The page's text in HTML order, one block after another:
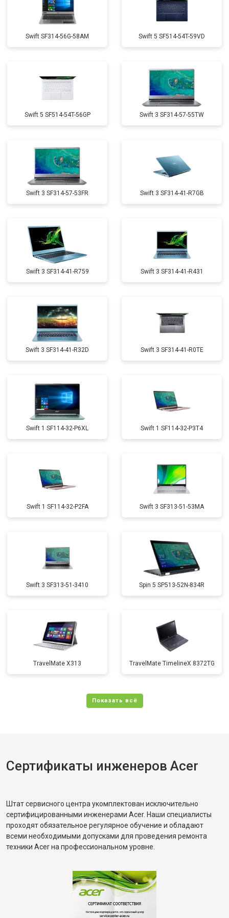
Swift SF314-56G-58AM Swift 5 SF514-54T-59VD
Swift 5 SF514-54T-56GP Swift 3 SF314-57-55TW
Swift 3 SF314-57-53FR Swift 3 SF314-41-R7GB
Swift 3 SF314-41-R759 Swift 3 SF314-41-R431
Swift 3 SF314-41-R32D Swift 3 SF314-41-R0TE
Swift 1 SF114-32-P6XL Swift 1 SF114-32-P3T4
Swift 1 SF114-32-P2FA Swift 3 SF313-51-53MA
Swift 3 SF313-51-3410 Spin 5 SP513-52N-834R
TravelMate X313 TravelMate TimelineX 8372TG
Сертификаты инженеров Acer
Штат сервисного центра укомплектован исключительно
сертифицированными инженерами Acer. Наши специалисты
проходят обязательное регулярное обучение и обладают
всеми необходимыми допусками для проведения ремонта
техники Acer на профессиональном уровне.